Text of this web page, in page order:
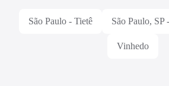
São Paulo - Tietê São Paulo,
Vinhedo